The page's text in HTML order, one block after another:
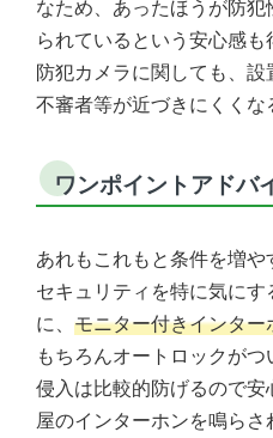
なため、あったほうが防
られているという安心感も
防犯カメラに関しても、
不審者等が近づきにくくな
ワンポイントアドバ
あれもこれもと条件を増や
セキュリティを特に気に
に、 モニター付きインター
もちろんオートロックが
侵入は比較的防げるので
屋のインターホンを鳴ら